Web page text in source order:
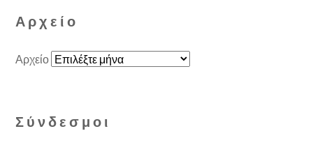
Αρχείο
Αρχείο
Σύνδεσμοι